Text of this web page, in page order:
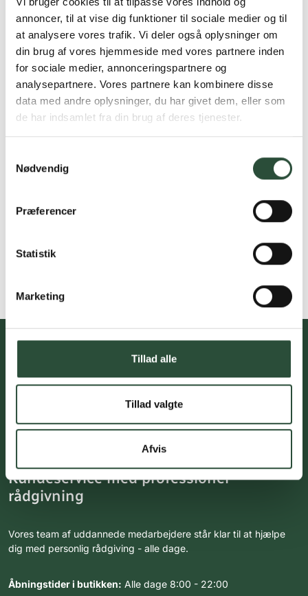
annoncer, til at vise dig funktioner til sociale medier og til
at analysere vores trafik. Vi deler også oplysninger om
din brug af vores hjemmeside med vores partnere inden
for sociale medier, annonceringspartnere og
analysepartnere. Vores partnere kan kombinere disse
data med andre oplysninger, du har givet dem, eller som
de har indsamlet fra din brug af deres tjenester.
Nødvendig
Præferencer
Statistik
Marketing
Tillad alle
Tillad valgte
Afvis
Du skal acceptere cookies for at kunne tilmelde dig vores
Kundeservice med professionel
rådgivning
Vores team af uddannede medarbejdere står klar til at hjælpe
dig med personlig rådgiving - alle dage.
Åbningstider i butikken: Alle dage 8:00 - 22:00